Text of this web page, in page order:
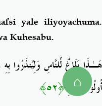
⌂
yale iliyoyachuma.
Kuhesabu.
هَـٰذَا بَلَاغٌ لِّلنَّاسِ وَلِيُنذَرُوا
أُولُو الْأَلْبَابِ﴿٥٢﴾